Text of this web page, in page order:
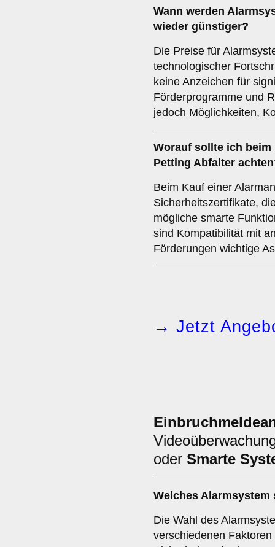
Wann werden
wieder günstiger?
Die Preise für
technologischer
keine Anzeichen für
Förderprogramme und
jedoch Möglichkeiten,
Worauf sollte ich beim
Petting Abfalter
Beim Kauf einer
Sicherheitszertifikate,
mögliche smarte
sind Kompatibilität mit
Förderungen wichtige
→ Jetzt
oder Smarte
Welches Alarmsystem
Die Wahl des
verschiedenen